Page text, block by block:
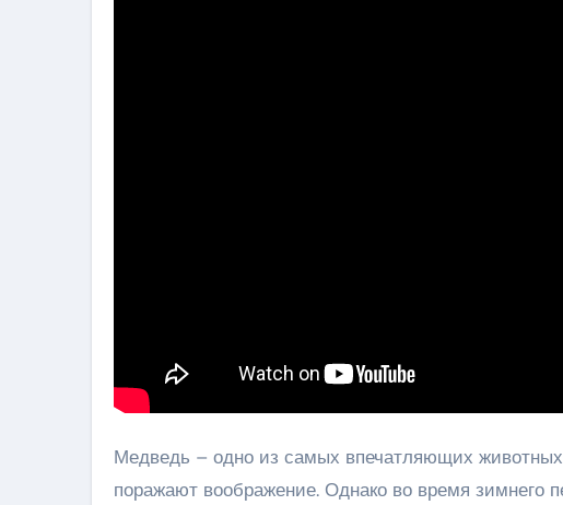
Медведь – одно из самых впечатляющих
поражают воображение. Однако во время